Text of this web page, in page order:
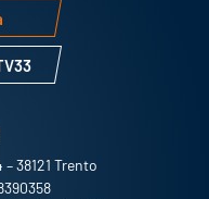
38121 Trento